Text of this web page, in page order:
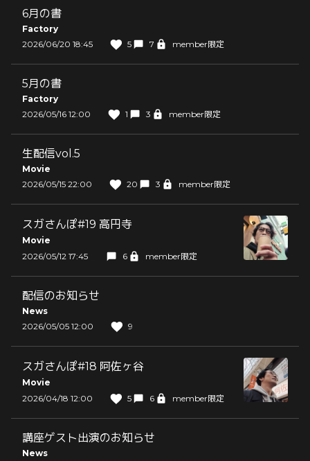
6月の書
Factory
2026/06/20 18:45
5 7 member限定
5月の書
Factory
2026/05/16 12:00
1 3 member限定
生配信vol.5
Movie
2026/05/15 22:00
20 3 member限定
スガさんぽ#19 高円寺
Movie
2026/05/12 17:45
6 member限定
配信のお知らせ
News
2026/05/05 12:00
9
スガさんぽ#18 阿佐ヶ谷
Movie
2026/04/18 12:00
5 6 member限定
講座ゲスト出演のお知らせ
News